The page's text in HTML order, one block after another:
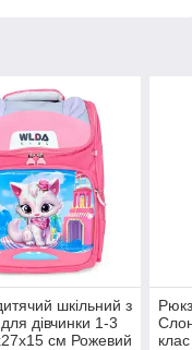
шкільний з
дівчинки 1-3
см Рожевий